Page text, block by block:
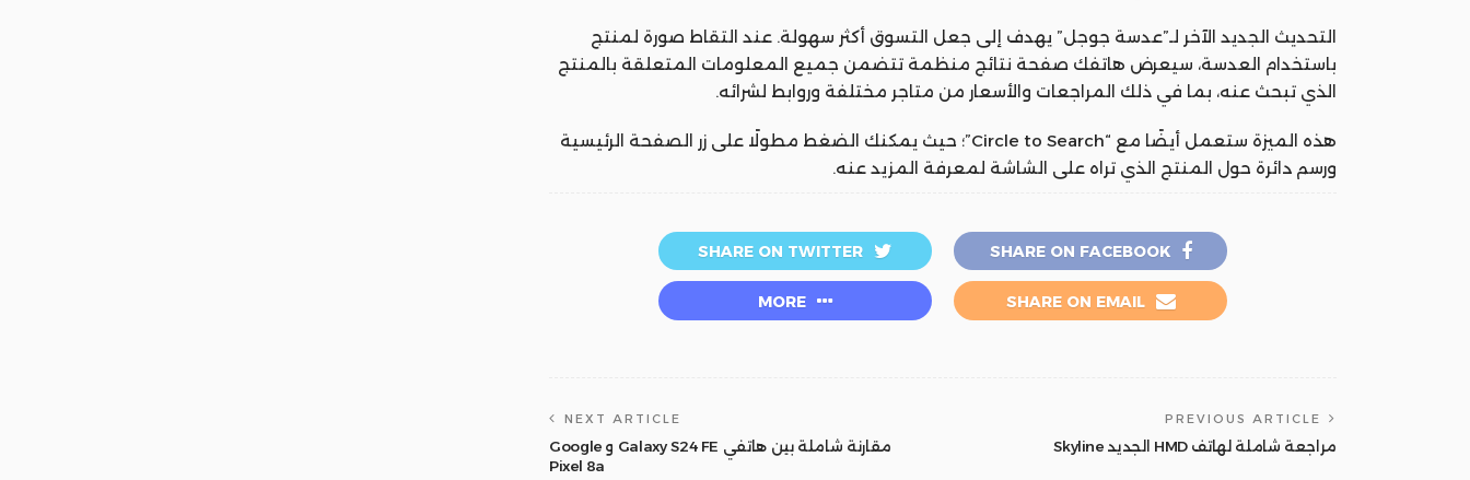
التحديث الجديد الآخر لـ”عدسة جوجل” يهدف إلى جعل التسوق أكثر سهولة. عند التقاط صورة لمنتج
باستخدام العدسة، سيعرض هاتفك صفحة نتائج منظمة تتضمن جميع المعلومات المتعلقة بالمنتج
الذي تبحث عنه، بما في ذلك المراجعات والأسعار من متاجر مختلفة وروابط لشرائه.
هذه الميزة ستعمل أيضًا مع “Circle to Search”؛ حيث يمكنك الضغط مطولًا على زر الصفحة الرئيسية
ورسم دائرة حول المنتج الذي تراه على الشاشة لمعرفة المزيد عنه.
SHARE ON FACEBOOK
SHARE ON TWITTER
SHARE ON EMAIL
MORE
PREVIOUS ARTICLE
مراجعة شاملة لهاتف HMD الجديد Skyline
NEXT ARTICLE
مقارنة شاملة بين هاتفي Galaxy S24 FE و Google
Pixel 8a